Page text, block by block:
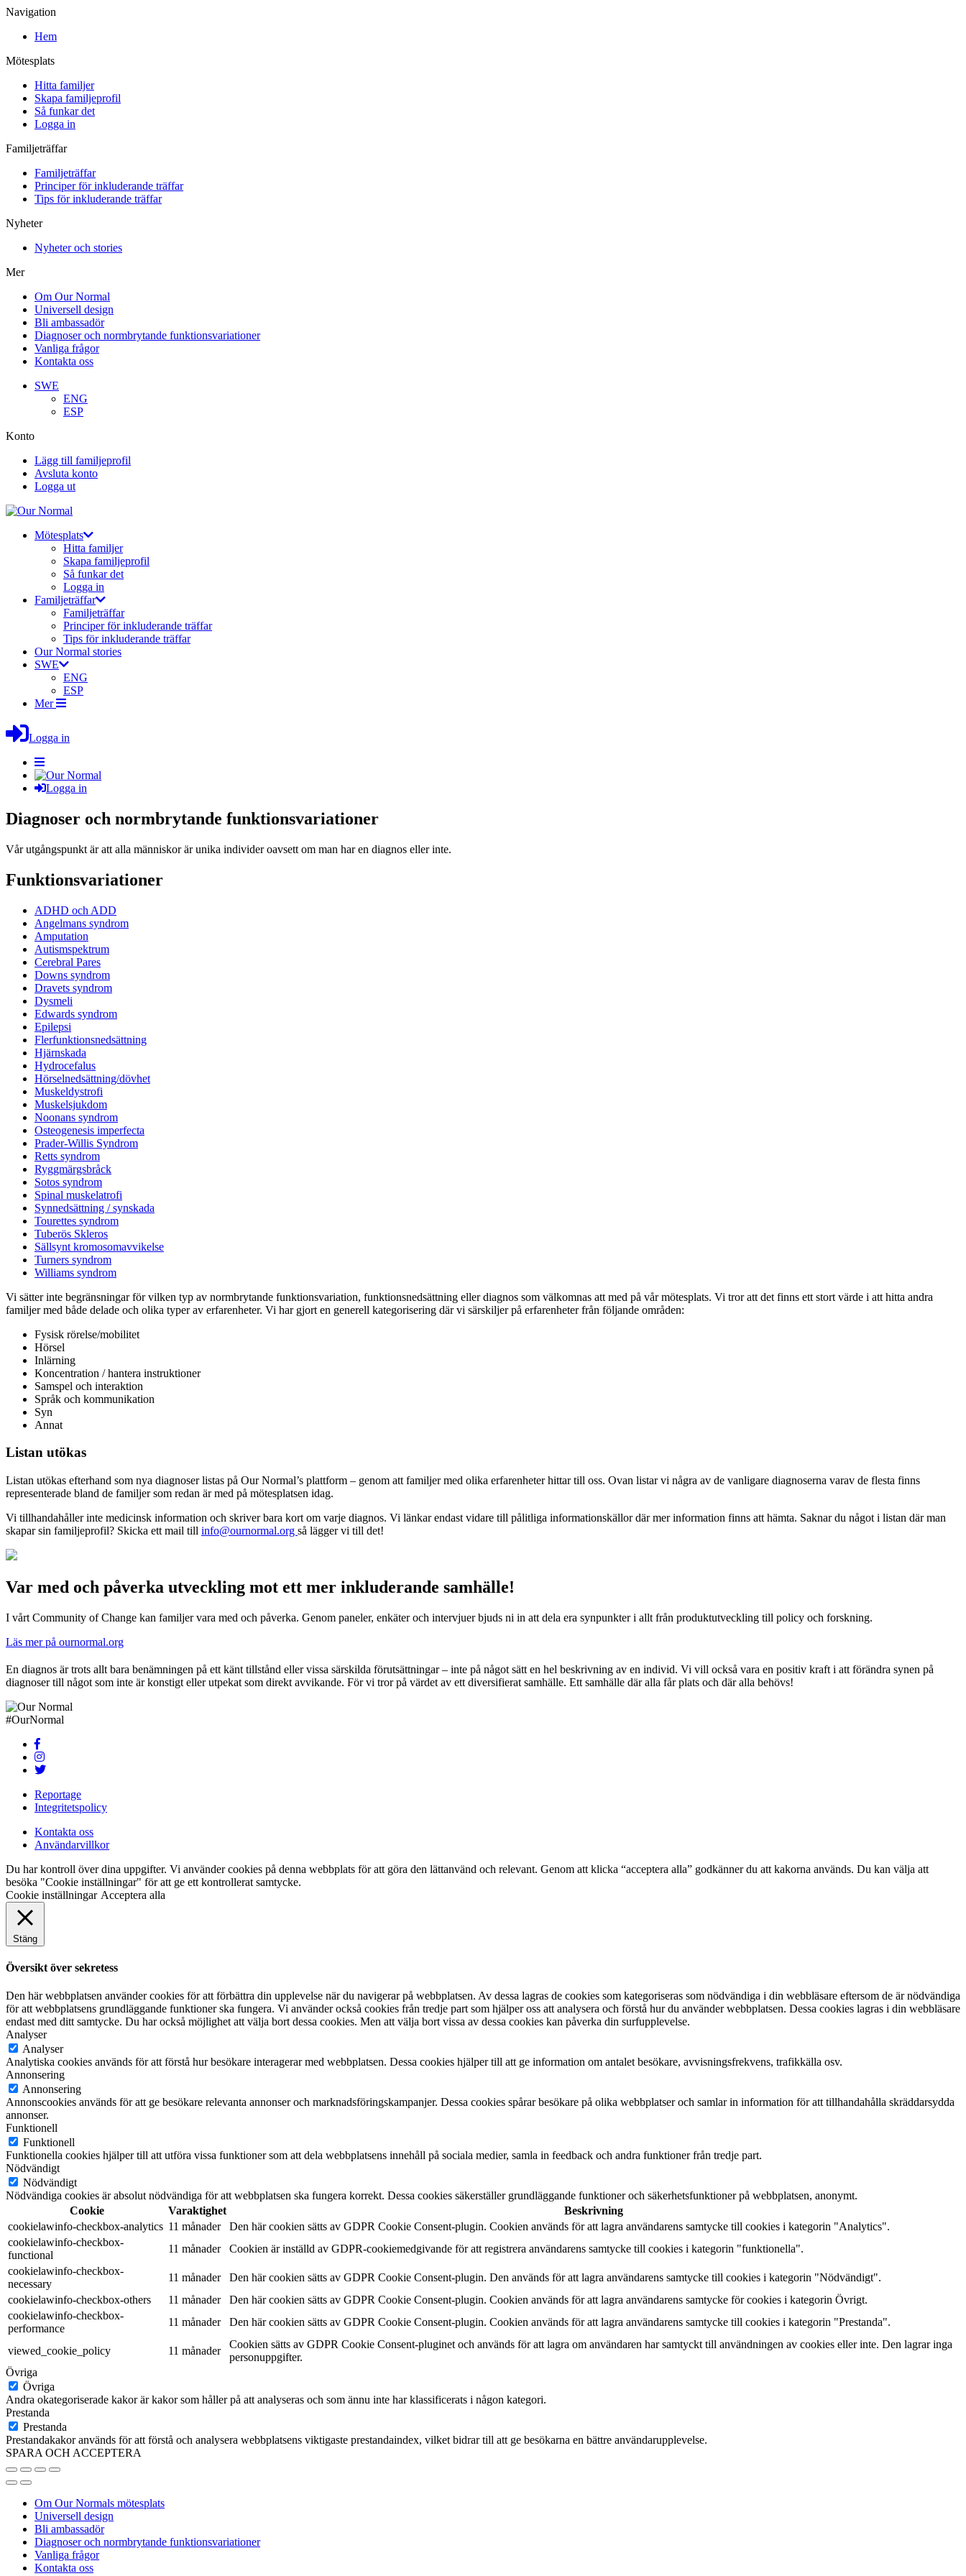
Navigation
Hem
Mötesplats
Hitta familjer
Skapa familjeprofil
Så funkar det
Logga in
Familjeträffar
Familjeträffar
Principer för inkluderande träffar
Tips för inkluderande träffar
Nyheter
Nyheter och stories
Mer
Om Our Normal
Universell design
Bli ambassadör
Diagnoser och normbrytande funktionsvariationer
Vanliga frågor
Kontakta oss
SWE
ENG
ESP
Konto
Lägg till familjeprofil
Avsluta konto
Logga ut
Mötesplats
Hitta familjer
Skapa familjeprofil
Så funkar det
Logga in
Familjeträffar
Familjeträffar
Principer för inkluderande träffar
Tips för inkluderande träffar
Our Normal stories
SWE
ENG
ESP
Mer
Logga in
Logga in
Diagnoser och normbrytande funktionsvariationer
Vår utgångspunkt är att alla människor är unika individer oavsett om man har en diagnos eller inte.
Funktionsvariationer
ADHD och ADD
Angelmans syndrom
Amputation
Autismspektrum
Cerebral Pares
Downs syndrom
Dravets syndrom
Dysmeli
Edwards syndrom
Epilepsi
Flerfunktionsnedsättning
Hjärnskada
Hydrocefalus
Hörselnedsättning/dövhet
Muskeldystrofi
Muskelsjukdom
Noonans syndrom
Osteogenesis imperfecta
Prader-Willis Syndrom
Retts syndrom
Ryggmärgsbråck
Sotos syndrom
Spinal muskelatrofi
Synnedsättning / synskada
Tourettes syndrom
Tuberös Skleros
Sällsynt kromosomavvikelse
Turners syndrom
Williams syndrom
Vi sätter inte begränsningar för vilken typ av normbrytande funktionsvariation, funktionsnedsättning eller diagnos som välkomnas att med på vår mötesplats. Vi tror att det finns ett stort värde i att hitta andra
familjer med både delade och olika typer av erfarenheter. Vi har gjort en generell kategorisering där vi särskiljer på erfarenheter från följande områden:
Fysisk rörelse/mobilitet
Hörsel
Inlärning
Koncentration / hantera instruktioner
Samspel och interaktion
Språk och kommunikation
Syn
Annat
Listan utökas
Listan utökas efterhand som nya diagnoser listas på Our Normal’s plattform – genom att familjer med olika erfarenheter hittar till oss. Ovan listar vi några av de vanligare diagnoserna varav de flesta finns
representerade bland de familjer som redan är med på mötesplatsen idag.
Vi tillhandahåller inte medicinsk information och skriver bara kort om varje diagnos. Vi länkar endast vidare till pålitliga informationskällor där mer information finns att hämta. Saknar du något i listan där man
skapar sin familjeprofil? Skicka ett mail till info@ournormal.org så lägger vi till det!
Var med och påverka utveckling mot ett mer inkluderande samhälle!
I vårt Community of Change kan familjer vara med och påverka. Genom paneler, enkäter och intervjuer bjuds ni in att dela era synpunkter i allt från produktutveckling till policy och forskning.
Läs mer på ournormal.org
En diagnos är trots allt bara benämningen på ett känt tillstånd eller vissa särskilda förutsättningar – inte på något sätt en hel beskrivning av en individ. Vi vill också vara en positiv kraft i att förändra synen på
diagnoser till något som inte är konstigt eller utpekat som direkt avvikande. För vi tror på värdet av ett diversifierat samhälle. Ett samhälle där alla får plats och där alla behövs!
#OurNormal
Reportage
Integritetspolicy
Kontakta oss
Användarvillkor
Du har kontroll över dina uppgifter. Vi använder cookies på denna webbplats för att göra den lättanvänd och relevant. Genom att klicka “acceptera alla” godkänner du att kakorna används. Du kan välja att
besöka "Cookie inställningar" för att ge ett kontrollerat samtycke.
Cookie inställningar Acceptera alla
Stäng
Översikt över sekretess
Den här webbplatsen använder cookies för att förbättra din upplevelse när du navigerar på webbplatsen. Av dessa lagras de cookies som kategoriseras som nödvändiga i din webbläsare eftersom de är nödvändiga
för att webbplatsens grundläggande funktioner ska fungera. Vi använder också cookies från tredje part som hjälper oss att analysera och förstå hur du använder webbplatsen. Dessa cookies lagras i din webbläsare
endast med ditt samtycke. Du har också möjlighet att välja bort dessa cookies. Men att välja bort vissa av dessa cookies kan påverka din surfupplevelse.
Analyser
Analyser
Analytiska cookies används för att förstå hur besökare interagerar med webbplatsen. Dessa cookies hjälper till att ge information om antalet besökare, avvisningsfrekvens, trafikkälla osv.
Annonsering
Annonsering
Annonscookies används för att ge besökare relevanta annonser och marknadsföringskampanjer. Dessa cookies spårar besökare på olika webbplatser och samlar in information för att tillhandahålla skräddarsydda
annonser.
Funktionell
Funktionell
Funktionella cookies hjälper till att utföra vissa funktioner som att dela webbplatsens innehåll på sociala medier, samla in feedback och andra funktioner från tredje part.
Nödvändigt
Nödvändigt
Nödvändiga cookies är absolut nödvändiga för att webbplatsen ska fungera korrekt. Dessa cookies säkerställer grundläggande funktioner och säkerhetsfunktioner på webbplatsen, anonymt.
Cookie
Varaktighet
Beskrivning
cookielawinfo-checkbox-analytics 11 månader
Den här cookien sätts av GDPR Cookie Consent-plugin. Cookien används för att lagra användarens samtycke till cookies i kategorin "Analytics".
cookielawinfo-checkbox-
functional
11 månader
Cookien är inställd av GDPR-cookiemedgivande för att registrera användarens samtycke till cookies i kategorin "funktionella".
cookielawinfo-checkbox-
necessary
11 månader
Den här cookien sätts av GDPR Cookie Consent-plugin. Den används för att lagra användarens samtycke till cookies i kategorin "Nödvändigt".
cookielawinfo-checkbox-others
11 månader
Den här cookien sätts av GDPR Cookie Consent-plugin. Cookien används för att lagra användarens samtycke för cookies i kategorin Övrigt.
cookielawinfo-checkbox-
performance
11 månader Den här cookien sätts av GDPR Cookie Consent-plugin. Cookien används för att lagra användarens samtycke till cookies i kategorin "Prestanda".
viewed_cookie_policy 11 månader
Cookien sätts av GDPR Cookie Consent-pluginet och används för att lagra om användaren har samtyckt till användningen av cookies eller inte. Den lagrar inga
personuppgifter.
Övriga
Övriga
Andra okategoriserade kakor är kakor som håller på att analyseras och som ännu inte har klassificerats i någon kategori.
Prestanda
Prestanda
Prestandakakor används för att förstå och analysera webbplatsens viktigaste prestandaindex, vilket bidrar till att ge besökarna en bättre användarupplevelse.
SPARA OCH ACCEPTERA
Om Our Normals mötesplats
Universell design
Bli ambassadör
Diagnoser och normbrytande funktionsvariationer
Vanliga frågor
Kontakta oss